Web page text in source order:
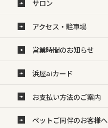
サロン
アクセス・駐車場
営業時間のお知らせ
浜屋aiカード
お支払い方法のご案内
ペットご同伴のお客様へ